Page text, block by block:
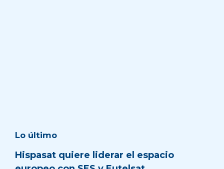
Lo último
Hispasat quiere liderar el espacio